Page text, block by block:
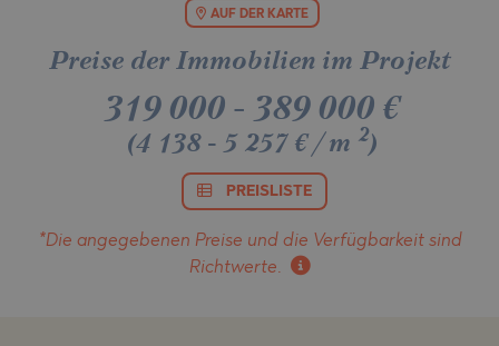
AUF DER KARTE
Preise der Immobilien im Projekt
319 000- 389 000€
(4 138 - 5 257 €/m 2)
PREISLISTE
*Die angegebenen Preise und die Verfügbarkeit sind
Richtwerte.